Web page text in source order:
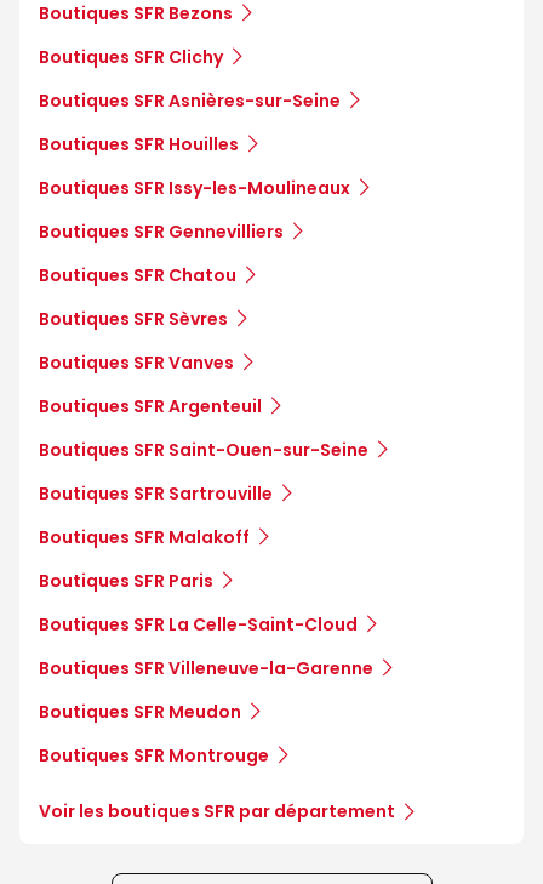
Boutiques SFR Bezons
Boutiques SFR Clichy
Boutiques SFR Asnières-sur-Seine
Boutiques SFR Houilles
Boutiques SFR Issy-les-Moulineaux
Boutiques SFR Gennevilliers
Boutiques SFR Chatou
Boutiques SFR Sèvres
Boutiques SFR Vanves
Boutiques SFR Argenteuil
Boutiques SFR Saint-Ouen-sur-Seine
Boutiques SFR Sartrouville
Boutiques SFR Malakoff
Boutiques SFR Paris
Boutiques SFR La Celle-Saint-Cloud
Boutiques SFR Villeneuve-la-Garenne
Boutiques SFR Meudon
Boutiques SFR Montrouge
Voir les boutiques SFR par département